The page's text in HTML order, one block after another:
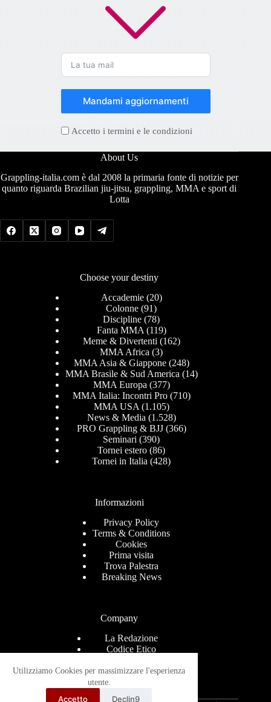
Utilizziamo Cookies per massimizzare l'esperienza
utente.
Accetto Declin9
Mandami aggiornamenti
Accetto i termini e le condizioni
About Us
Grappling-italia.com è dal 2008 la primaria fonte di notizie per
quanto riguarda Brazilian jiu-jitsu, grappling, MMA e sport di
Lotta
Choose your destiny
Accademie(20)
Colonne (91)
Discipline (78)
Fanta MMA (119)
Meme & Divertenti (162)
MMA Africa (3)
MMA Asia & Giappone(248)
MMA Brasile & Sud America (14)
MMA Europa (377)
MMA Italia: Incontri Pro(710)
MMA USA (1.105)
News & Media (1.528)
PRO Grappling & BJJ(366)
Seminari (390)
Tornei estero (86)
Tornei in Italia (428)
Informazioni
Privacy Policy
Terms & Conditions
Cookies
Prima visita
Trova Palestra
Breaking News
Company
La Redazione
Codice Etico
Help Center
Ricevi le news via mail